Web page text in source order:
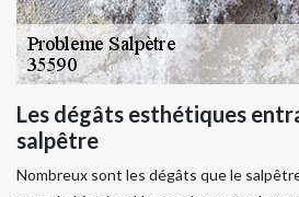
Les dégâts esthétiques
salpêtre
Nombreux sont les dégâts que le